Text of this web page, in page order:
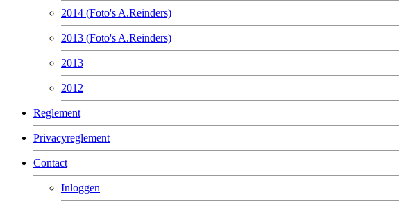
2014 (Foto's A.Reinders)
2013 (Foto's A.Reinders)
2013
2012
Reglement
Privacyreglement
Contact
Inloggen